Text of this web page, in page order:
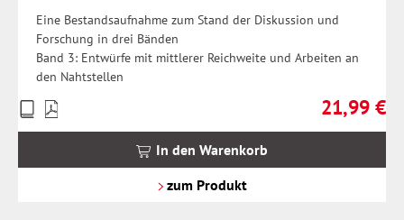
Eine Bestandsaufnahme zum Stand der Diskussion und
Forschung in drei Bänden
Band 3: Entwürfe mit mittlerer Reichweite und Arbeiten an
den Nahtstellen
Regulärer
21,99 €
Preise
inkl.
In den Warenkorb
zum Produkt